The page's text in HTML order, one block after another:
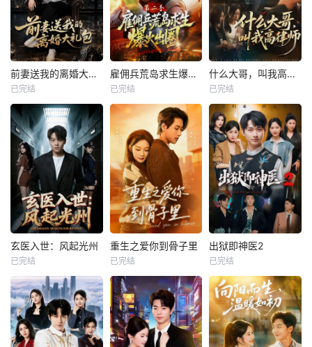
前妻送我的离婚大礼包
已完结
雇佣兵荒岛求生爆火出圈第二季
已完结
什么大哥，叫我高律师
已完结
玄医入世：风起光州
已完结
重生之爱你到骨子里
已完结
出狱即神医2
已完结